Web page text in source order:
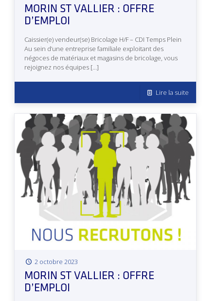
MORIN ST VALLIER : OFFRE
D’EMPLOI
Caissier(e) vendeur(se) Bricolage H/F – CDI Temps Plein
Au sein d’une entreprise familiale exploitant des
négoces de matériaux et magasins de bricolage, vous
rejoignez nos équipes […]
Lire la suite
2 octobre 2023
MORIN ST VALLIER : OFFRE
D’EMPLOI